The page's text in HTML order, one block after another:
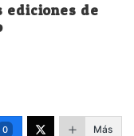
ediciones de
0 Más